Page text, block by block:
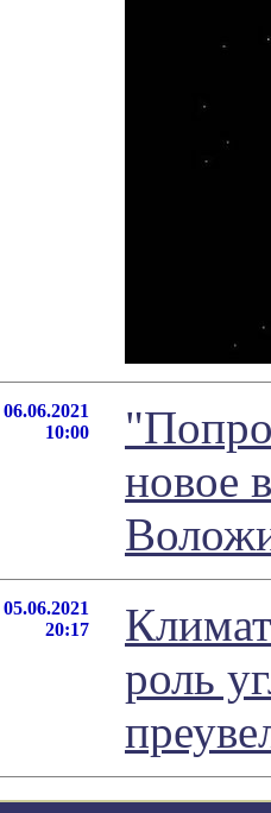
06.06.2021
10:00
новое
05.06.2021
20:17
роль